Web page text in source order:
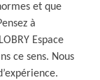
et que
à
Espace
ce sens. Nous